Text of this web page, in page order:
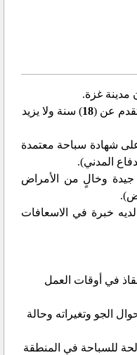
غزة.
عن (18) سنة ولا يزيد
شهادة سباحة معتمدة
المدني).
جيدة وخالٍ من الأمراض
خبرة في الاسعافات
في أوقات العمل
الجو وتغيراته وحالة
للسباحة في المنطقة